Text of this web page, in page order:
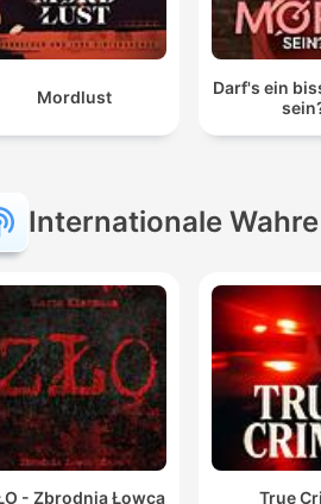
Mordlust
Darf's ein
Internationale
- Zbrodnia Łowca True